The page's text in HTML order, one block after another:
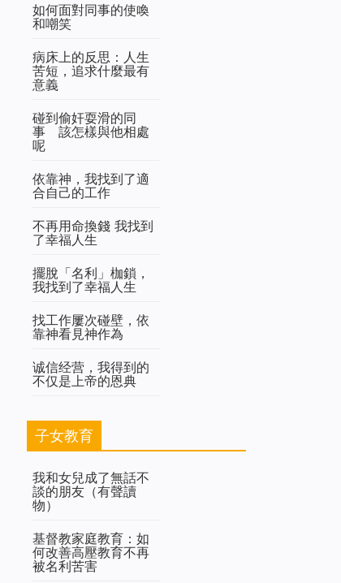
如何面對同事的使喚
和嘲笑
病床上的反思：人生
苦短，追求什麼最有
意義
碰到偷奸耍滑的同
事 該怎樣與他相處
呢
依靠神，我找到了適
合自己的工作
不再用命換錢 我找到
了幸福人生
擺脫「名利」枷鎖，
我找到了幸福人生
找工作屢次碰壁，依
靠神看見神作為
诚信经营，我得到的
不仅是上帝的恩典
子女教育
我和女兒成了無話不
談的朋友（有聲讀
物）
基督教家庭教育：如
何改善高壓教育不再
被名利苦害